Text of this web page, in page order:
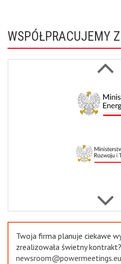
WSPÓŁPRACUJEMY Z
Twoja firma planuje ciekawe
zrealizowała świetny
newsroom@powermeetings.eu